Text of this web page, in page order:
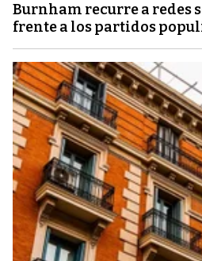
Burnham recurre a redes
frente a los partidos